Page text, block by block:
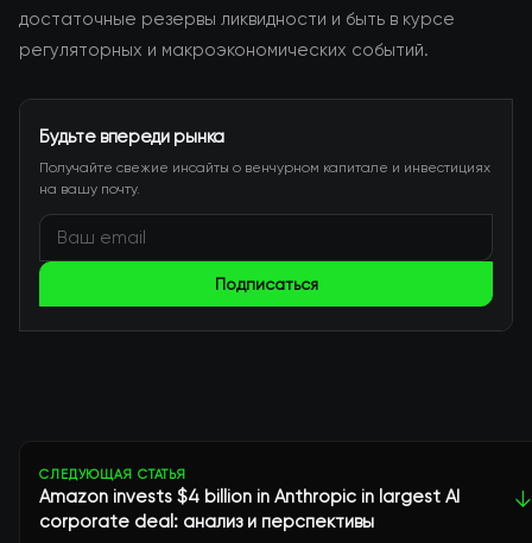
достаточные резервы ликвидности и быть в курсе
регуляторных и макроэкономических событий.
Будьте впереди рынка
Получайте свежие инсайты о венчурном капитале и инвестициях
на вашу почту.
Подписаться
СЛЕДУЮЩАЯ СТАТЬЯ
Amazon invests $4 billion in Anthropic in largest AI
corporate deal: анализ и перспективы
↓